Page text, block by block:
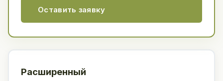
Оставить заявку
Расширенный